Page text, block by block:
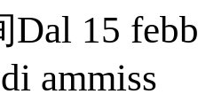
15
ammiss